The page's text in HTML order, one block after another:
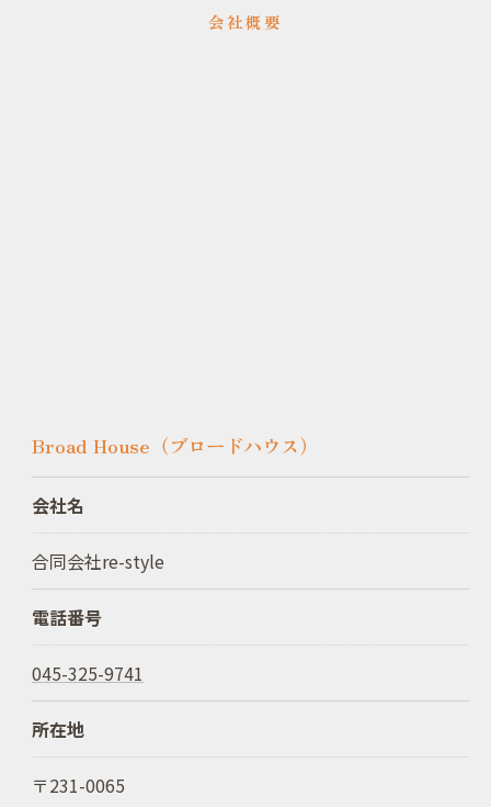
会社概要
Broad House（ブロードハウス）
会社名
合同会社re-style
電話番号
045-325-9741
所在地
〒231-0065